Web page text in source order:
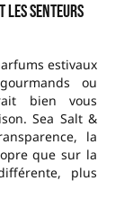
les senteurs
estivaux
ou
bien vous
Sea Salt &
la
que sur la
plus